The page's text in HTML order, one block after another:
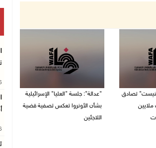
تصادق
"عدالة": جلسة "العليا" الإسرائيلية
بشأن الأونروا تعكس تصفية قضية
اللاجئين